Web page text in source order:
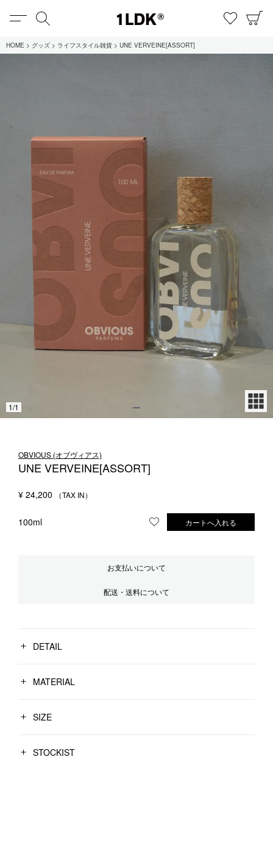
MENU お気に
限定
セール
全てのブランド
UNIVERSAL PRODUCTS.
EVCON
MY___
1LDK STAND
SEARCH
HOME グッズ ライフスタイル雑貨 UNE VERVEINE[ASSORT]
1/1
OBVIOUS (オブヴィアス)
UNE VERVEINE[ASSORT]
¥ 24,200
100ml お気に入りに登録する
カートへ入れる
お支払いについて
配送・送料について
DETAIL
MATERIAL
SIZE
STOCKIST